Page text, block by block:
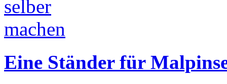
Eine Ständer für